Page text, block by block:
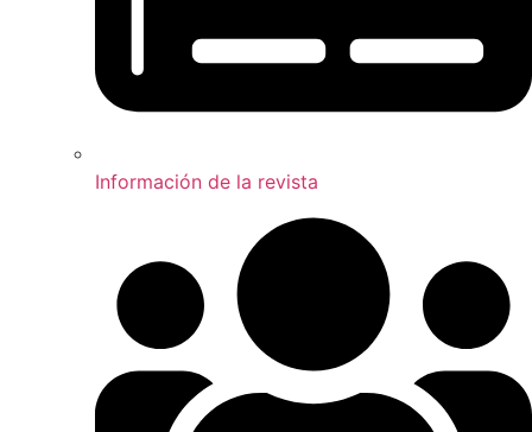
Información de la revista